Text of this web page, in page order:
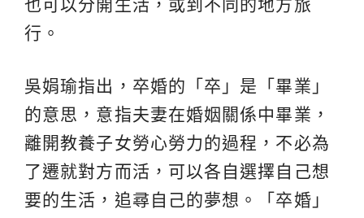
也可以分開生活，或到不同的地方旅
行。
吳娟瑜指出，卒婚的「卒」是「畢業」
的意思，意指夫妻在婚姻關係中畢業，
離開教養子女勞心勞力的過程，不必為
了遷就對方而活，可以各自選擇自己想
要的生活，追尋自己的夢想。「卒婚」